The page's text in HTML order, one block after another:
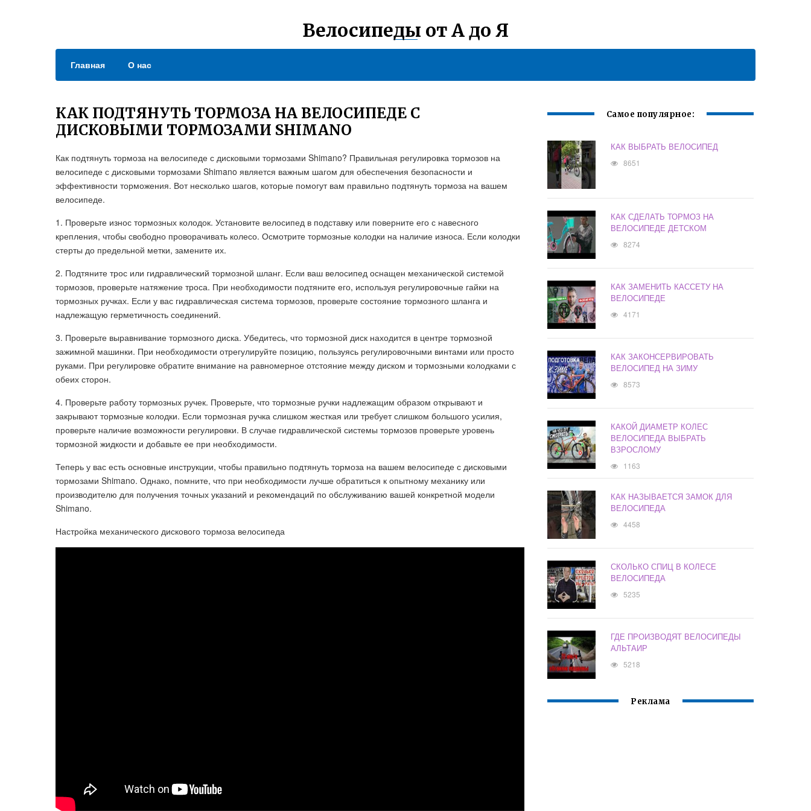
Велосипеды от А до Я
Главная О нас
КАК ПОДТЯНУТЬ ТОРМОЗА НА ВЕЛОСИПЕДЕ С
ДИСКОВЫМИ ТОРМОЗАМИ SHIMANO
Как подтянуть тормоза на велосипеде с дисковыми тормозами Shimano? Правильная регулировка тормозов на
велосипеде с дисковыми тормозами Shimano является важным шагом для обеспечения безопасности и
эффективности торможения. Вот несколько шагов, которые помогут вам правильно подтянуть тормоза на вашем
велосипеде.
1. Проверьте износ тормозных колодок. Установите велосипед в подставку или поверните его с навесного
крепления, чтобы свободно проворачивать колесо. Осмотрите тормозные колодки на наличие износа. Если колодки
стерты до предельной метки, замените их.
2. Подтяните трос или гидравлический тормозной шланг. Если ваш велосипед оснащен механической системой
тормозов, проверьте натяжение троса. При необходимости подтяните его, используя регулировочные гайки на
тормозных ручках. Если у вас гидравлическая система тормозов, проверьте состояние тормозного шланга и
надлежащую герметичность соединений.
3. Проверьте выравнивание тормозного диска. Убедитесь, что тормозной диск находится в центре тормозной
зажимной машинки. При необходимости отрегулируйте позицию, пользуясь регулировочными винтами или просто
руками. При регулировке обратите внимание на равномерное отстояние между диском и тормозными колодками с
обеих сторон.
4. Проверьте работу тормозных ручек. Проверьте, что тормозные ручки надлежащим образом открывают и
закрывают тормозные колодки. Если тормозная ручка слишком жесткая или требует слишком большого усилия,
проверьте наличие возможности регулировки. В случае гидравлической системы тормозов проверьте уровень
тормозной жидкости и добавьте ее при необходимости.
Теперь у вас есть основные инструкции, чтобы правильно подтянуть тормоза на вашем велосипеде с дисковыми
тормозами Shimano. Однако, помните, что при необходимости лучше обратиться к опытному механику или
производителю для получения точных указаний и рекомендаций по обслуживанию вашей конкретной модели
Shimano.
Настройка механического дискового тормоза велосипеда
Самое популярное:
КАК ВЫБРАТЬ ВЕЛОСИПЕД
8651
КАК СДЕЛАТЬ ТОРМОЗ НА
ВЕЛОСИПЕДЕ ДЕТСКОМ
8274
КАК ЗАМЕНИТЬ КАССЕТУ НА
ВЕЛОСИПЕДЕ
4171
КАК ЗАКОНСЕРВИРОВАТЬ
ВЕЛОСИПЕД НА ЗИМУ
8573
КАКОЙ ДИАМЕТР КОЛЕС
ВЕЛОСИПЕДА ВЫБРАТЬ
ВЗРОСЛОМУ
1163
КАК НАЗЫВАЕТСЯ ЗАМОК ДЛЯ
ВЕЛОСИПЕДА
4458
СКОЛЬКО СПИЦ В КОЛЕСЕ
ВЕЛОСИПЕДА
5235
ГДЕ ПРОИЗВОДЯТ ВЕЛОСИПЕДЫ
АЛЬТАИР
5218
Реклама